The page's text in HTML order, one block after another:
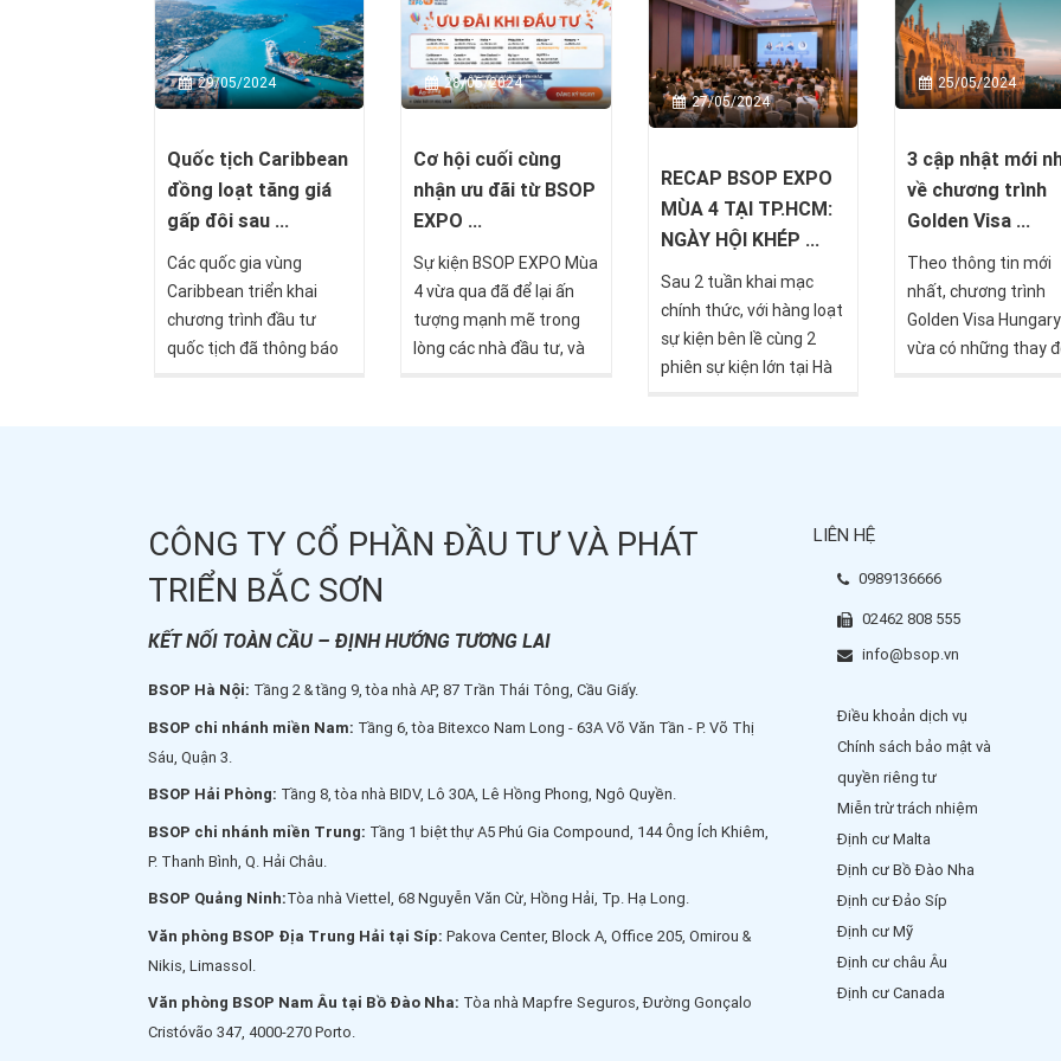
Síp trong quý 1/2024.
Giá bất động sản tiếp
tục xu hướng tăng
trưởng, đặc biệt là ở
ghi nhận mức tăng
mạnh nhất.
Đây là sự kiện được
đánh giá cao về quy mô
và chất lượng, mang đến
cho nhà đầu tư Việt
tiềm năng trên toàn
cầu.
ngành trong phần còn lại
của năm 2024.
Đây là sự kiện đáng
ý không chỉ trong
2024 mà còn trên
bộ thị trường Việt
của cộng đồng nhà
tư trong nước và đối
quốc tế.
29/05/2024
Quốc tịch Caribbean
đồng loạt tăng giá
gấp đôi sau ...
Các quốc gia vùng
Caribbean triển khai
chương trình đầu tư
quốc tịch đã thông báo
28/05/2024
Cơ hội cuối cùng
nhận ưu đãi từ BSOP
EXPO ...
Sự kiện BSOP EXPO Mùa
4 vừa qua đã để lại ấn
tượng mạnh mẽ trong
lòng các nhà đầu tư, và
để các nhà đầu tư có
tư phù hợp.
27/05/2024
RECAP BSOP EXPO
MÙA 4 TẠI TP.HCM:
NGÀY HỘI KHÉP ...
Sau 2 tuần khai mạc
chính thức, với hàng loạt
sự kiện bên lề cùng 2
phiên sự kiện lớn tại Hà
25/05/2024
3 cập nhật mới
về chương trình
Golden Visa ...
Theo thông tin mới
nhất, chương trình
Golden Visa Hungary
vừa có những thay
CÔNG TY CỔ PHẦN ĐẦU TƯ VÀ PHÁT
TRIỂN BẮC SƠN
KẾT NỐI TOÀN CẦU – ĐỊNH HƯỚNG TƯƠNG LAI
BSOP Hà Nội: Tầng 2 & tầng 9, tòa nhà AP, 87 Trần Thái Tông, Cầu Giấy.
BSOP chi nhánh miền Nam: Tầng 6, tòa Bitexco Nam Long - 63A Võ Văn Tần - P. Võ Thị
Sáu, Quận 3.
BSOP Hải Phòng: Tầng 8, tòa nhà BIDV, Lô 30A, Lê Hồng Phong, Ngô Quyền.
BSOP chi nhánh miền Trung: Tầng 1 biệt thự A5 Phú Gia Compound, 144 Ông Ích Khiêm,
P. Thanh Bình, Q. Hải Châu.
BSOP Quảng Ninh:Tòa nhà Viettel, 68 Nguyễn Văn Cừ, Hồng Hải, Tp. Hạ Long.
Văn phòng BSOP Địa Trung Hải tại Síp: Pakova Center, Block A, Office 205, Omirou &
Nikis, Limassol.
Văn phòng BSOP Nam Âu tại Bồ Đào Nha: Tòa nhà Mapfre Seguros, Đường Gonçalo
Cristóvão 347, 4000-270 Porto.
LIÊN HỆ
0989136666
02462 808 555
info@bsop.vn
Điều khoản dịch vụ
Chính sách bảo mật và
quyền riêng tư
Miễn trừ trách nhiệm
Định cư Malta
Định cư Bồ Đào Nha
Định cư Đảo Síp
Định cư Mỹ
Định cư châu Âu
Định cư Canada